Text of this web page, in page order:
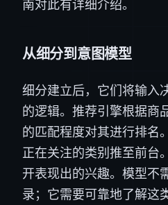
南对此有详细介绍。
从细分到意图模型
细分建立后，它们将输入
的逻辑。推荐引擎根据商
的匹配程度对其进行排名
正在关注的类别推至前台
开表现出的兴趣。模型不
录；它需要可靠地了解这